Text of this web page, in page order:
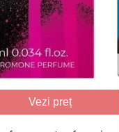
Vezi preț